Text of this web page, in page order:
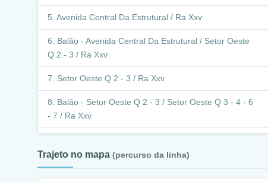
Avenida Central Da Estrutural / Ra Xxv
Balão - Avenida Central Da Estrutural / Setor Oeste
Q 2 - 3 / Ra Xxv
Setor Oeste Q 2 - 3 / Ra Xxv
Balão - Setor Oeste Q 2 - 3 / Setor Oeste Q 3 - 4 - 6
- 7 / Ra Xxv
Xxv
Trajeto no mapa (percurso da linha)